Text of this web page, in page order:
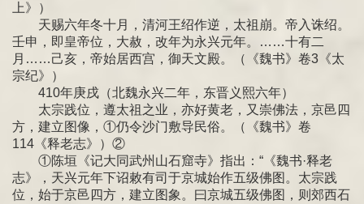
上》）
天赐六年冬十月，清河王绍作逆，太祖崩。帝入诛绍。
壬申，即皇帝位，大赦，改年为永兴元年。……十有二
月……己亥，帝始居西宫，御天文殿。（《魏书》卷3《太
宗纪》）
410年庚戌（北魏永兴二年，东晋义熙六年）
太宗践位，遵太祖之业，亦好黄老，又崇佛法，京邑四
方，建立图像，①仍令沙门敷导民俗。（《魏书》卷
114《释老志》）②
①陈垣《记大同武州山石窟寺》指出：“《魏书·释老
志》，天兴元年下诏敕有司于京城始作五级佛图。太宗践
位，始于京邑四方，建立图象。曰京城五级佛图，则郊西石